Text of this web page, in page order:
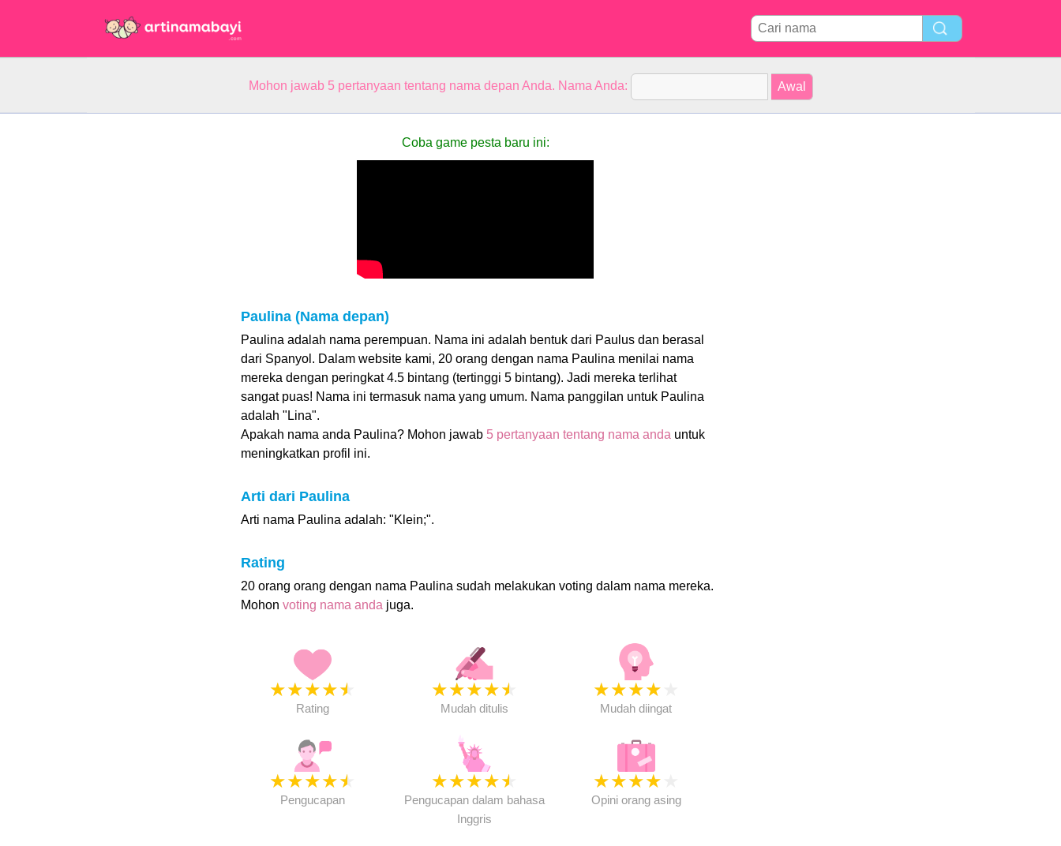
Mohon jawab 5 pertanyaan tentang nama depan Anda. Nama Anda:
Coba game pesta baru ini:
Paulina (Nama depan)
Paulina adalah nama perempuan. Nama ini adalah bentuk dari Paulus dan berasal
dari Spanyol. Dalam website kami, 20 orang dengan nama Paulina menilai nama
mereka dengan peringkat 4.5 bintang (tertinggi 5 bintang). Jadi mereka terlihat
sangat puas! Nama ini termasuk nama yang umum. Nama panggilan untuk Paulina
adalah "Lina".
Apakah nama anda Paulina? Mohon jawab 5 pertanyaan tentang nama anda untuk
meningkatkan profil ini.
Arti dari Paulina
Arti nama Paulina adalah: "Klein;".
Rating
20 orang orang dengan nama Paulina sudah melakukan voting dalam nama mereka.
Mohon voting nama anda juga.
★★★★★
Rating
★★★★★
Mudah ditulis
★★★★
Mudah diingat
★★★★★
Pengucapan
★★★★★
Pengucapan dalam bahasa
Inggris
★★★★
Opini orang asing